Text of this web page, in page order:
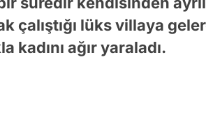
çalıştığı lüks villaya
kadını ağır yaraladı.